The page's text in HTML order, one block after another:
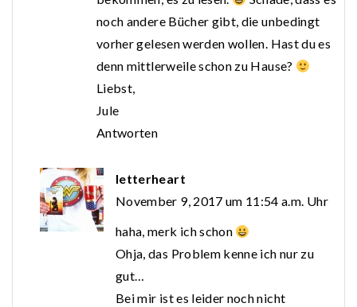
noch andere Bücher gibt, die unbedingt
vorher gelesen werden wollen. Hast du es
denn mittlerweile schon zu Hause?
Liebst,
Jule
Antworten
letterheart
November 9, 2017 um 11:54 a.m. Uhr
haha, merk ich schon
Ohja, das Problem kenne ich nur zu
gut…
Bei mir ist es leider noch nicht